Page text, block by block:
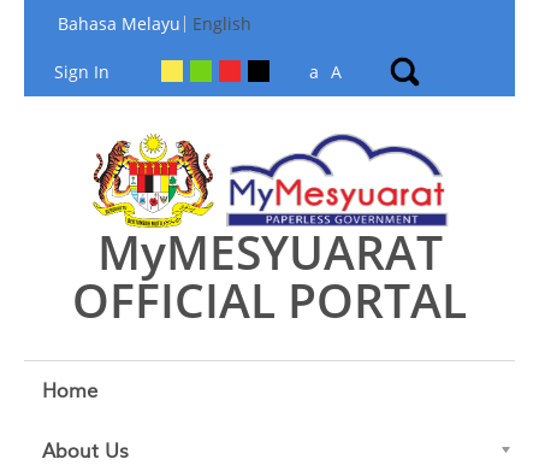
Skip to Content
Bahasa Melayu English
Sign In a A
MyMESYUARAT
OFFICIAL PORTAL
Home
About Us